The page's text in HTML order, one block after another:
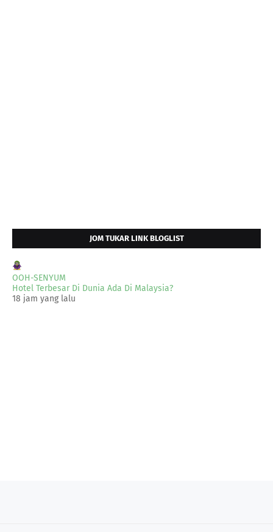
JOM TUKAR LINK BLOGLIST
OOH-SENYUM
Hotel Terbesar Di Dunia Ada Di Malaysia?
18 jam yang lalu